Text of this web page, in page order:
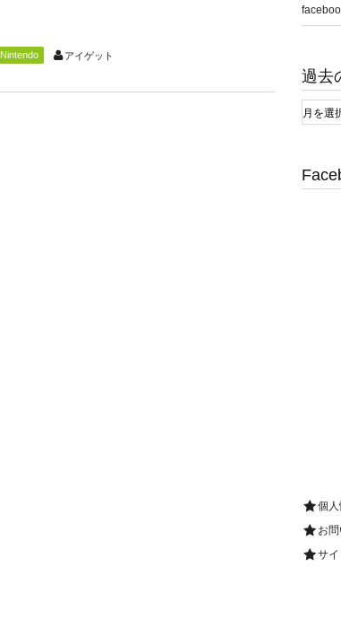
Nintendo アイゲット
過去
個
お
サ